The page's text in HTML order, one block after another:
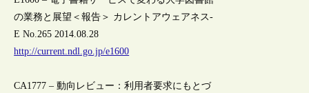
の業務と展望＜報告＞ カレントアウェアネス-
E No.265 2014.08.28
http://current.ndl.go.jp/e1600
CA1777 – 動向レビュー：利用者要求にもとづ